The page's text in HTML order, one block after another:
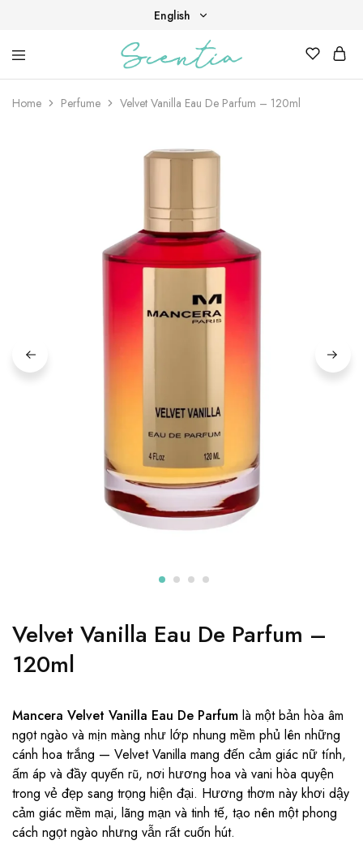
English
Tiếng Việt
for
scent,
Home Perfume Velvet Vanilla Eau De Parfum – 120ml
Velvet Vanilla Eau De Parfum –
120ml
Mancera Velvet Vanilla Eau De Parfum là một bản hòa âm
ngọt ngào và mịn màng như lớp nhung mềm phủ lên những
cánh hoa trắng — Velvet Vanilla mang đến cảm giác nữ tính,
ấm áp và đầy quyến rũ, nơi hương hoa và vani hòa quyện
trong vẻ đẹp sang trọng hiện đại. Hương thơm này khơi dậy
cảm giác mềm mại, lãng mạn và tinh tế, tạo nên một phong
cách ngọt ngào nhưng vẫn rất cuốn hút.